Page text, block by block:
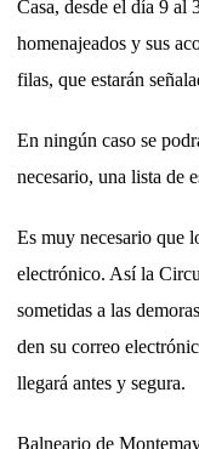
Casa, desde el día 9 al
homenajeados y sus
filas, que estarán
En ningún caso se
necesario, una lista de
Es muy necesario que
electrónico. Así la
sometidas a las
den su correo
llegará antes y segura.
Balneario de